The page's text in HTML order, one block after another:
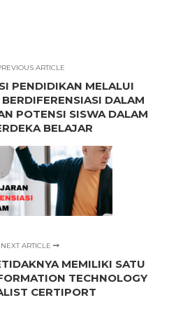
ARTICLE
PENDIDIKAN MELALUI
DALAM
POTENSI SISWA DALAM
BELAJAR
NEXT ARTICLE
MEMILIKI SATU
TECHNOLOGY
CERTIPORT